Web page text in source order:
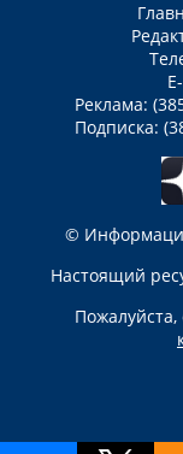
Реклама:
Подписка:
©
Настоящий